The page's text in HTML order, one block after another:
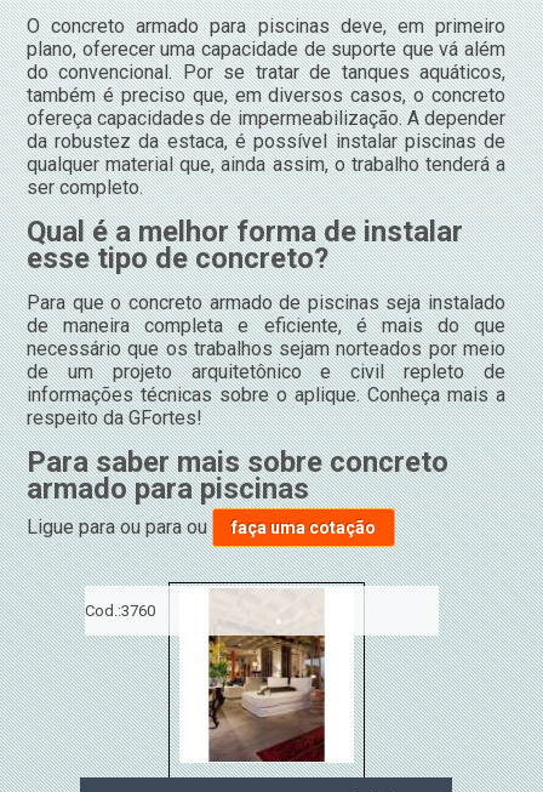
O concreto armado para piscinas deve, em primeiro
plano, oferecer uma capacidade de suporte que vá além
do convencional. Por se tratar de tanques aquáticos,
também é preciso que, em diversos casos, o concreto
ofereça capacidades de impermeabilização. A depender
da robustez da estaca, é possível instalar piscinas de
qualquer material que, ainda assim, o trabalho tenderá a
ser completo.
Qual é a melhor forma de instalar
esse tipo de concreto?
Para que o concreto armado de piscinas seja instalado
de maneira completa e eficiente, é mais do que
necessário que os trabalhos sejam norteados por meio
de um projeto arquitetônico e civil repleto de
informações técnicas sobre o aplique. Conheça mais a
respeito da GFortes!
Para saber mais sobre concreto
armado para piscinas
Ligue paraou paraou faça uma cotação
Cod.:3760